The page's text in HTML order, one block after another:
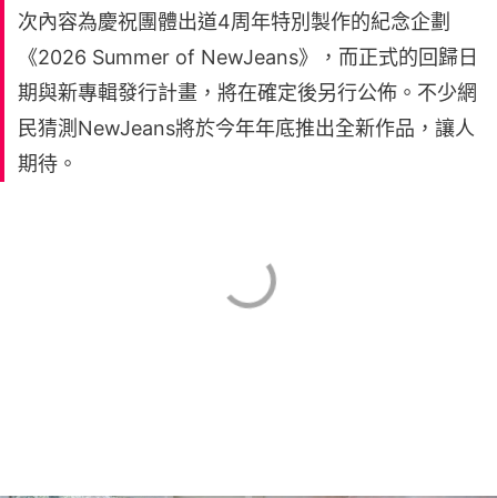
次內容為慶祝團體出道4周年特別製作的紀念企劃
《2026 Summer of NewJeans》，而正式的回歸日
期與新專輯發行計畫，將在確定後另行公佈。不少網
民猜測NewJeans將於今年年底推出全新作品，讓人
期待。